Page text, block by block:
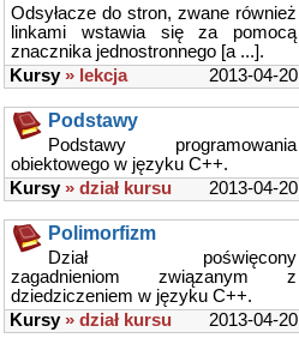
Odsyłacze do stron, zwane również
linkami wstawia się za pomocą
znacznika jednostronnego [a ...].
2013-04-20
Kursy » lekcja
Podstawy
Podstawy programowania
obiektowego w języku C++.
2013-04-20
Kursy » dział kursu
Polimorfizm
Dział poświęcony
zagadnieniom związanym z
dziedziczeniem w języku C++.
2013-04-20
Kursy » dział kursu